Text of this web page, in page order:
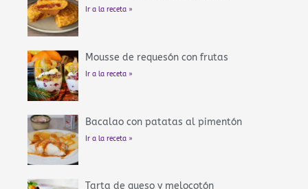
Ir a la receta »
Mousse de requesón con frutas
Ir a la receta »
Bacalao con patatas al pimentón
Ir a la receta »
Tarta de queso y melocotón